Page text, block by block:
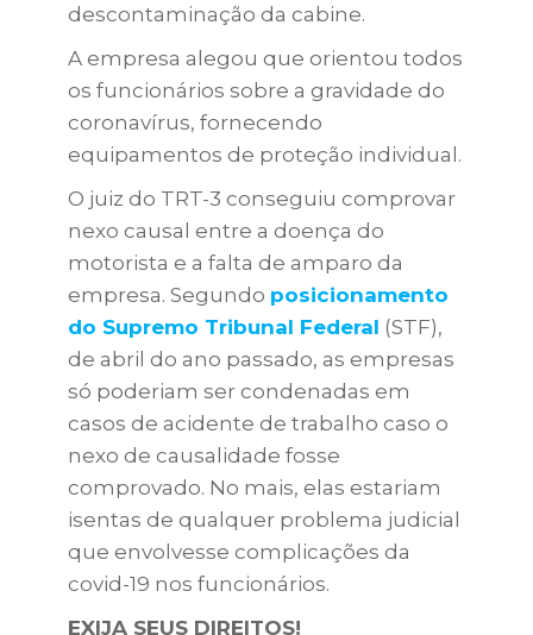
descontaminação da cabine.
A empresa alegou que orientou todos
os funcionários sobre a gravidade do
coronavírus, fornecendo
equipamentos de proteção individual.
O juiz do TRT-3 conseguiu comprovar
nexo causal entre a doença do
motorista e a falta de amparo da
empresa. Segundo posicionamento
do Supremo Tribunal Federal (STF),
de abril do ano passado, as empresas
só poderiam ser condenadas em
casos de acidente de trabalho caso o
nexo de causalidade fosse
comprovado. No mais, elas estariam
isentas de qualquer problema judicial
que envolvesse complicações da
covid-19 nos funcionários.
EXIJA SEUS DIREITOS!